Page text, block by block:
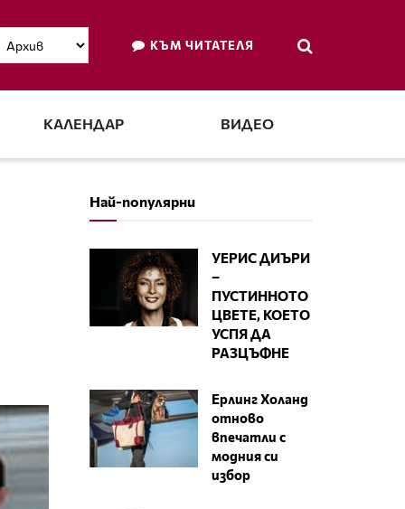
КЪМ ЧИТАТЕЛЯ
КАЛЕНДАР ВИДЕО
Най-популярни
УЕРИС ДИЪРИ
–
ПУСТИННОТО
ЦВЕТЕ, КОЕТО
УСПЯ ДА
РАЗЦЪФНЕ
Ерлинг Холанд
отново
впечатли с
модния си
избор